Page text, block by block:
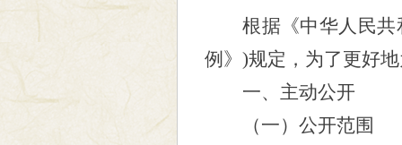
根据《中华人民
例》)规定，为了更好
一、主动公开
（一）公开范围